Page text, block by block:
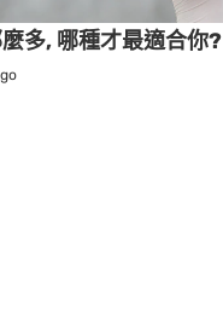
多, 哪種才最適合你?